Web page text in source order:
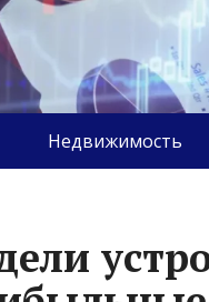
Недвижимость